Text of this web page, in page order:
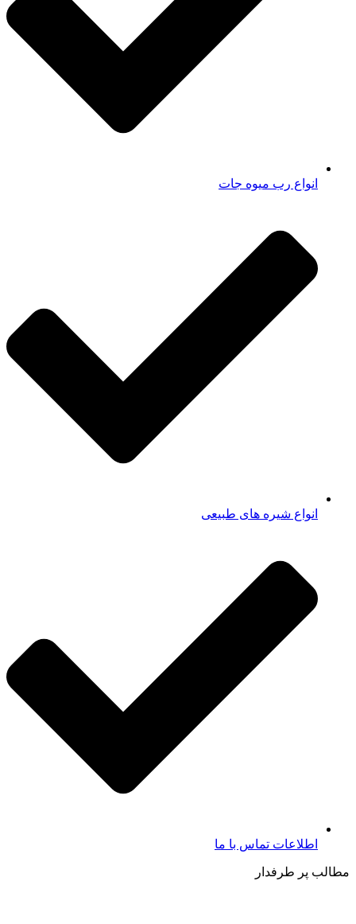
انواع رب میوه جات
انواع شیره های طبیعی
اطلاعات تماس با ما​
مطالب پر طرفدار